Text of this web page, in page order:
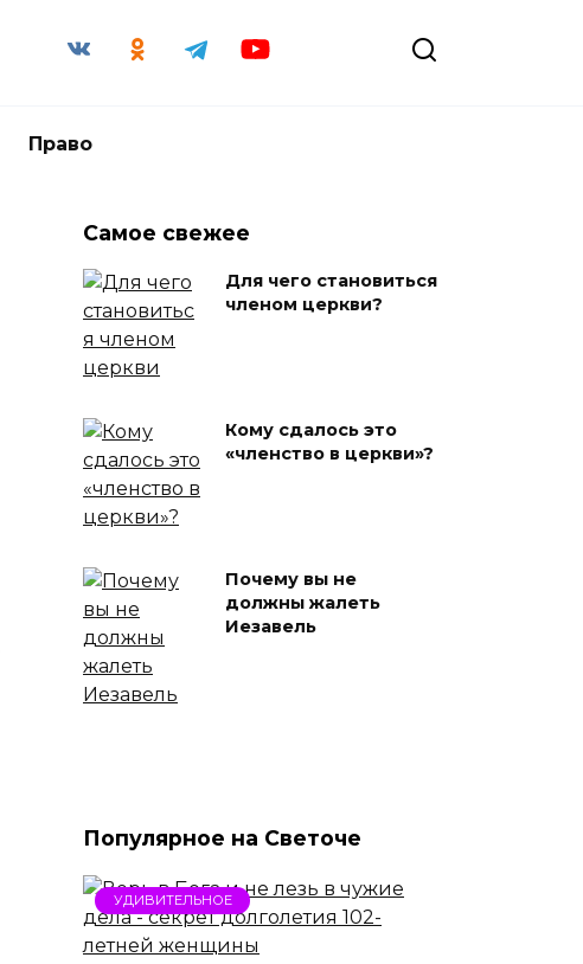
Право
Самое свежее
Для чего становиться
членом церкви?
Кому сдалось это
«членство в церкви»?
Почему вы не
должны жалеть
Иезавель
Популярное на Светоче
УДИВИТЕЛЬНОЕ